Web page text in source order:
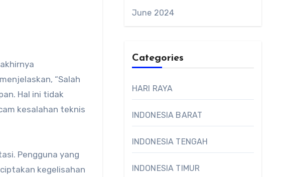
“Salah
Hal ini tidak
kesalahan teknis
Pengguna yang
kegelisahan
June 2024
Categories
HARI RAYA
INDONESIA BARAT
INDONESIA TENGAH
INDONESIA TIMUR